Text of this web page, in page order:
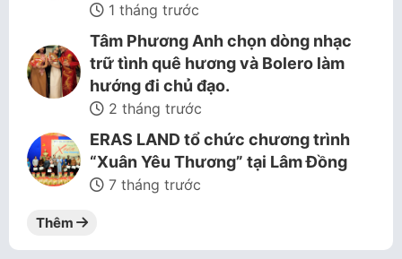
1 tháng trước
Tâm Phương Anh chọn dòng nhạc
trữ tình quê hương và Bolero làm
hướng đi chủ đạo.
2 tháng trước
ERAS LAND tổ chức chương trình
“Xuân Yêu Thương” tại Lâm Đồng
7 tháng trước
Thêm